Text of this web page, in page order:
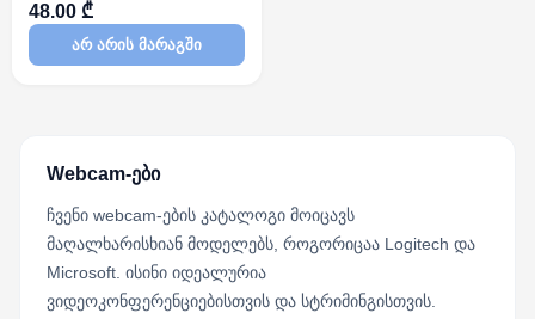
48.00 ₾
არ არის მარაგში
Webcam-ები
ჩვენი webcam-ების კატალოგი მოიცავს
მაღალხარისხიან მოდელებს, როგორიცაა Logitech და
Microsoft. ისინი იდეალურია
ვიდეოკონფერენციებისთვის და სტრიმინგისთვის.